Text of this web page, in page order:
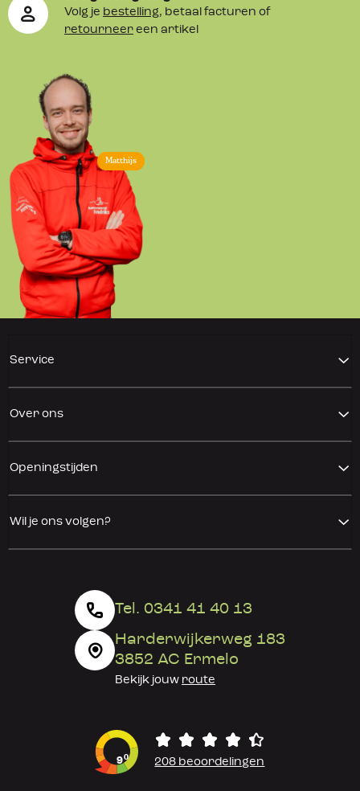
Matthijs
Volg je bestelling, betaal facturen of
retourneer een artikel
Service
Over ons
Openingstijden
Wil je ons volgen?
Tel. 0341 41 40 13
Harderwijkerweg 183
3852 AC Ermelo
Bekijk jouw route
90 208 beoordelingen